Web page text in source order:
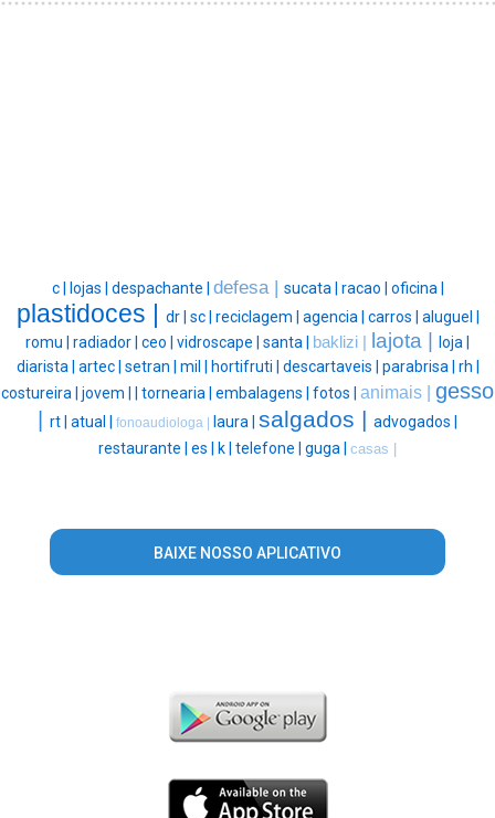
c | lojas | despachante | defesa | sucata | racao | oficina |
plastidoces | dr | sc | reciclagem | agencia | carros | aluguel |
romu | radiador | ceo | vidroscape | santa | baklizi | lajota | loja |
diarista | artec | setran | mil | hortifruti | descartaveis | parabrisa | rh |
costureira | jovem | tornearia | embalagens | fotos | animais | gesso
| rt | atual | fonoaudiologa | laura | salgados | advogados |
restaurante | es | k | telefone | guga | casas |
BAIXE NOSSO APLICATIVO